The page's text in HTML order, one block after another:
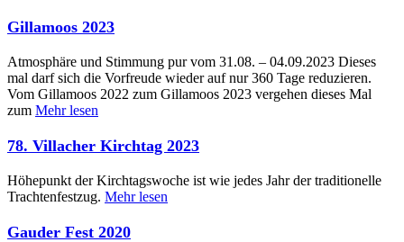
Gillamoos 2023
Atmosphäre und Stimmung pur vom 31.08. – 04.09.2023 Dieses
mal darf sich die Vorfreude wieder auf nur 360 Tage reduzieren.
Vom Gillamoos 2022 zum Gillamoos 2023 vergehen dieses Mal
zum Mehr lesen
78. Villacher Kirchtag 2023
Höhepunkt der Kirchtagswoche ist wie jedes Jahr der traditionelle
Trachtenfestzug. Mehr lesen
Gauder Fest 2020